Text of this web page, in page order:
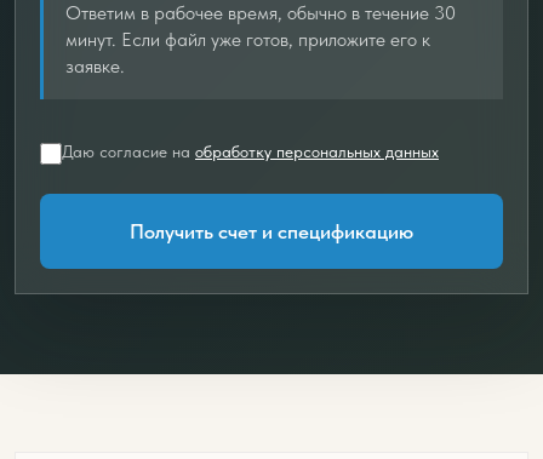
Ответим в рабочее время, обычно в течение 30
минут. Если файл уже готов, приложите его к
заявке.
Даю согласие на обработку персональных данных
Получить счет и спецификацию